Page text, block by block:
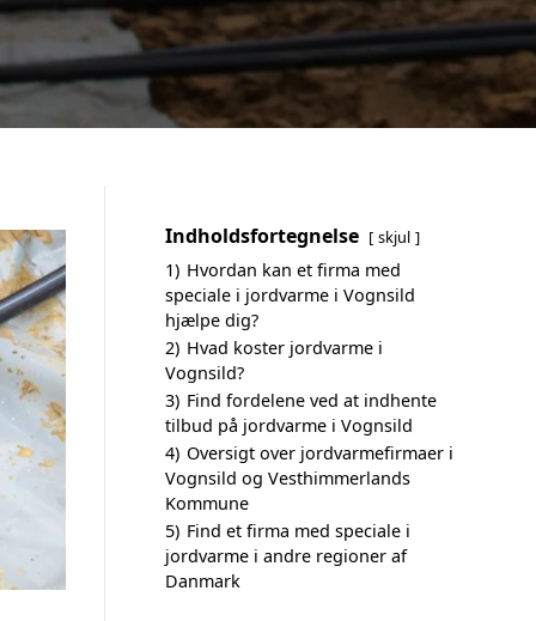
Indholdsfortegnelse skjul
1) Hvordan kan et firma med
speciale i jordvarme i Vognsild
hjælpe dig?
2) Hvad koster jordvarme i
Vognsild?
3) Find fordelene ved at indhente
tilbud på jordvarme i Vognsild
4) Oversigt over jordvarmefirmaer i
Vognsild og Vesthimmerlands
Kommune
5) Find et firma med speciale i
jordvarme i andre regioner af
Danmark